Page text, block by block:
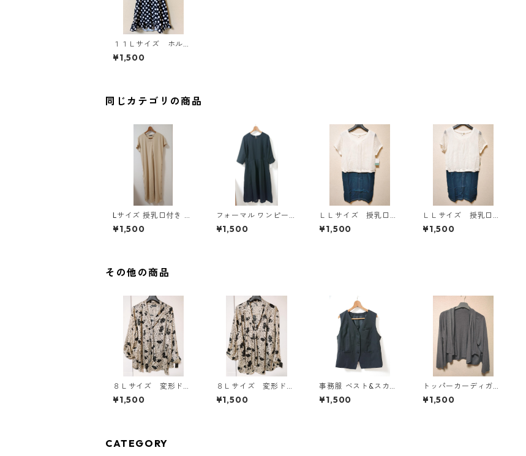
１１Ｌサイズ ホルタ
ーネック ドット柄
ワンピース水着 ブラ
¥1,500
同じカテゴリの商品
Lサイズ 授乳口付き サ
イドボタンデザイン ワ
ンピース マタニティ
¥1,500
フォーマル ワンピース
5L ブラック ◆KIY-13
00◆
¥1,500
ＬＬサイズ 授乳口付
き マタニティ ドッ
キングワンピース ホ
¥1,500
ＬＬサイズ 授乳口付
き マタニティ ドッ
キングワンピース ホ
¥1,500
その他の商品
８Ｌサイズ 変形ドッ
ト 花柄 ボウタイブ
ラウス オフホワイ
¥1,500
８Ｌサイズ 変形ドッ
ト 花柄 ボウタイブ
ラウス オフホワイ
¥1,500
事務服 ベスト&スカー
トセット 3L ブラック
◆KIY-1299◆
¥1,500
トッパーカーディガ
ン ４Ｌ グレー K
AE-4814
¥1,500
CATEGORY